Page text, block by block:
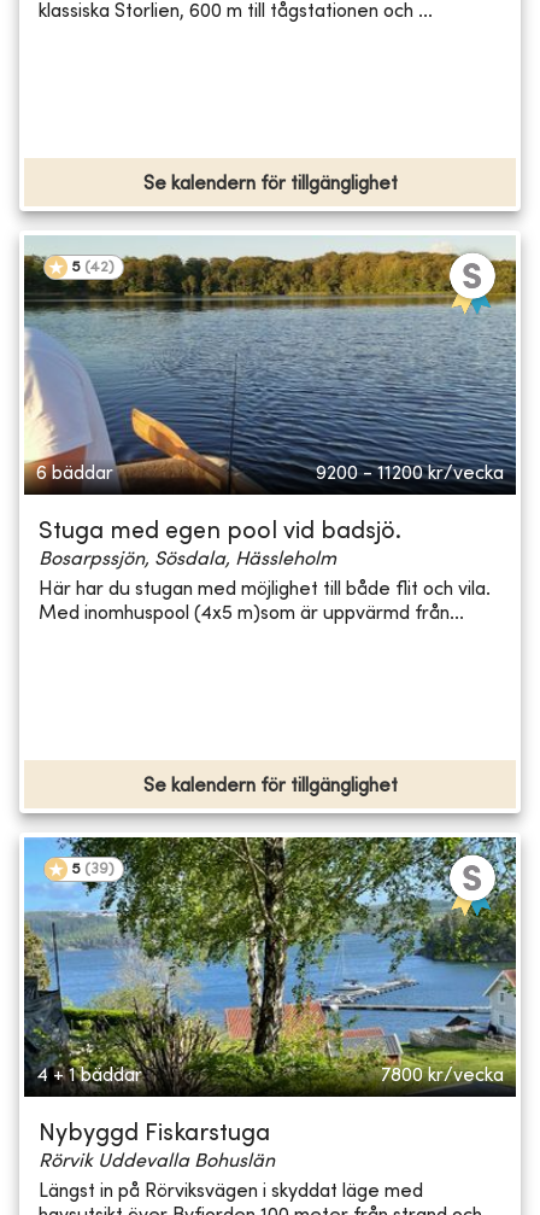
klassiska Storlien, 600 m till tågstationen och ...
Se kalendern för tillgänglighet
5 (42)
6 bäddar 9200 - 11200 kr/vecka
Stuga med egen pool vid badsjö.
Bosarpssjön, Sösdala, Hässleholm
Här har du stugan med möjlighet till både flit och vila.
Med inomhuspool (4x5 m)som är uppvärmd från...
Se kalendern för tillgänglighet
5 (39)
4 + 1 bäddar 7800 kr/vecka
Nybyggd Fiskarstuga
Rörvik Uddevalla Bohuslän
Längst in på Rörviksvägen i skyddat läge med